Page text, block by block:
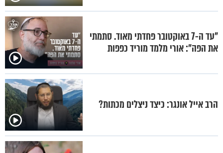
"עד ה-7 באוקטובר פחדתי מאוד. סתמתי
את הפה": אורי מלמד מוריד כפפות
הרב אייל אונגר: כיצד ניצלים מכתות?